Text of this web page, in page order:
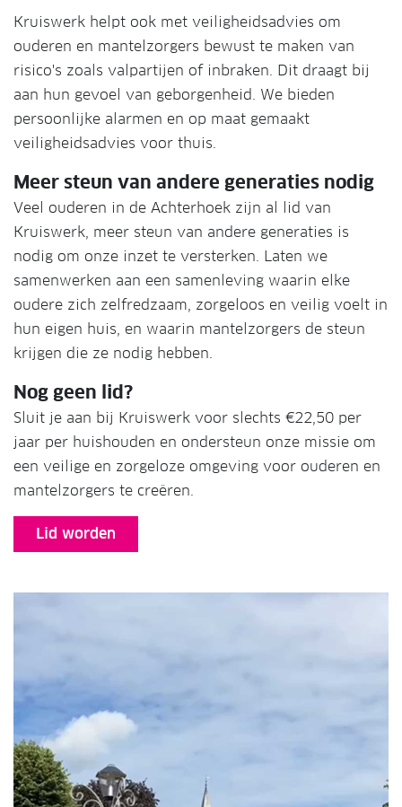
Kruiswerk helpt ook met veiligheidsadvies om
ouderen en mantelzorgers bewust te maken van
risico's zoals valpartijen of inbraken. Dit draagt bij
aan hun gevoel van geborgenheid. We bieden
persoonlijke alarmen en op maat gemaakt
veiligheidsadvies voor thuis.
Meer steun van andere generaties nodig
Veel ouderen in de Achterhoek zijn al lid van
Kruiswerk, meer steun van andere generaties is
nodig om onze inzet te versterken. Laten we
samenwerken aan een samenleving waarin elke
oudere zich zelfredzaam, zorgeloos en veilig voelt in
hun eigen huis, en waarin mantelzorgers de steun
krijgen die ze nodig hebben.
Nog geen lid?
Sluit je aan bij Kruiswerk voor slechts €22,50 per
jaar per huishouden en ondersteun onze missie om
een veilige en zorgeloze omgeving voor ouderen en
mantelzorgers te creëren.
Lid worden